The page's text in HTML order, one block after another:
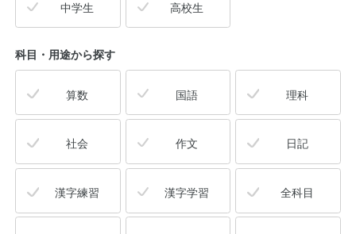
中学生 高校生
科目・用途から探す
算数 国語 理科
社会 作文 日記
漢字練習 漢字学習 全科目